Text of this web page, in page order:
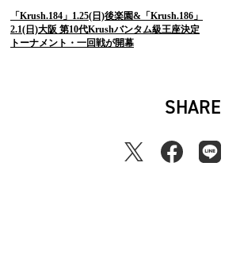
「Krush.184」1.25(日)後楽園&「Krush.186」
2.1(日)大阪 第10代Krushバンタム級王座決定
トーナメント・一回戦が開幕
SHARE